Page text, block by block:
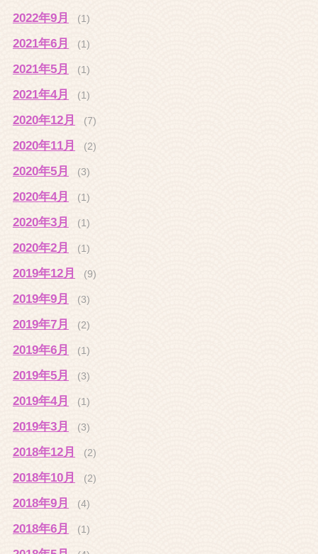
2022年9月 (1)
2021年6月 (1)
2021年5月 (1)
2021年4月 (1)
2020年12月 (7)
2020年11月 (2)
2020年5月 (3)
2020年4月 (1)
2020年3月 (1)
2020年2月 (1)
2019年12月 (9)
2019年9月 (3)
2019年7月 (2)
2019年6月 (1)
2019年5月 (3)
2019年4月 (1)
2019年3月 (3)
2018年12月 (2)
2018年10月 (2)
2018年9月 (4)
2018年6月 (1)